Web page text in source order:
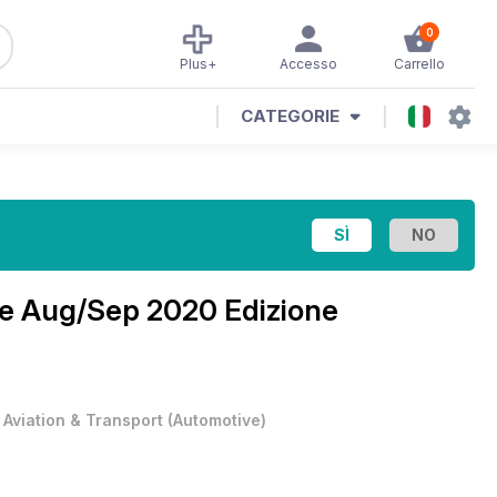
0
Carrello
Accesso
Plus+
CATEGORIE
Aug/Sep 2020 Edizione
Aviation & Transport (Automotive)